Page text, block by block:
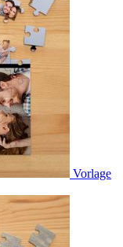
Vorlage